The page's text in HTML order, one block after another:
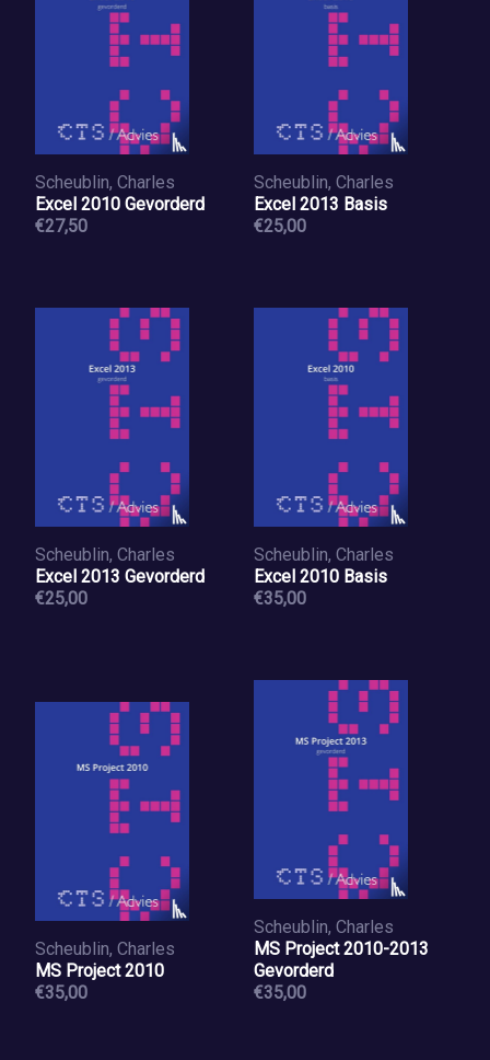
Scheublin, Charles
Excel 2010 Gevorderd
€27,50
Scheublin, Charles
Excel 2013 Basis
€25,00
Scheublin, Charles
Excel 2013 Gevorderd
€25,00
Scheublin, Charles
Excel 2010 Basis
€35,00
Scheublin, Charles
MS Project 2010
€35,00
Scheublin, Charles
MS Project 2010-2013
Gevorderd
€35,00